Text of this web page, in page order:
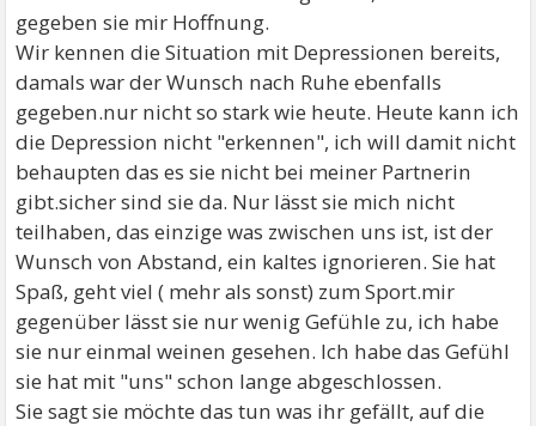
gegeben sie mir Hoffnung.
Wir kennen die Situation mit Depressionen bereits,
damals war der Wunsch nach Ruhe ebenfalls
gegeben.nur nicht so stark wie heute. Heute kann ich
die Depression nicht "erkennen", ich will damit nicht
behaupten das es sie nicht bei meiner Partnerin
gibt.sicher sind sie da. Nur lässt sie mich nicht
teilhaben, das einzige was zwischen uns ist, ist der
Wunsch von Abstand, ein kaltes ignorieren. Sie hat
Spaß, geht viel ( mehr als sonst) zum Sport.mir
gegenüber lässt sie nur wenig Gefühle zu, ich habe
sie nur einmal weinen gesehen. Ich habe das Gefühl
sie hat mit "uns" schon lange abgeschlossen.
Sie sagt sie möchte das tun was ihr gefällt, auf die